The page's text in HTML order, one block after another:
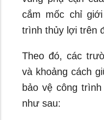
cắm mốc chỉ
trình thủy lợi trên
Theo đó, các
và khoảng cách
bảo vệ công
như sau: